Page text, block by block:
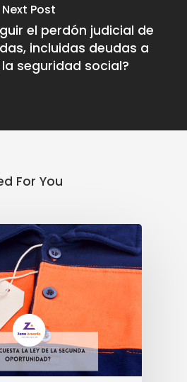
Next Post
el perdón judicial de
incluidas deudas a
seguridad social?
For You